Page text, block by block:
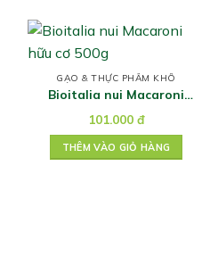
GẠO & THỰC PHẨM KHÔ
Bioitalia nui Macaroni
101.000 đ
THÊM VÀO GIỎ HÀNG